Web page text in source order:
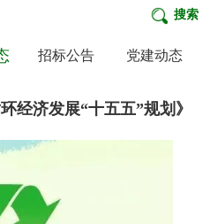
搜索
招标公告 党建动态
经济发展“十五五”规划》